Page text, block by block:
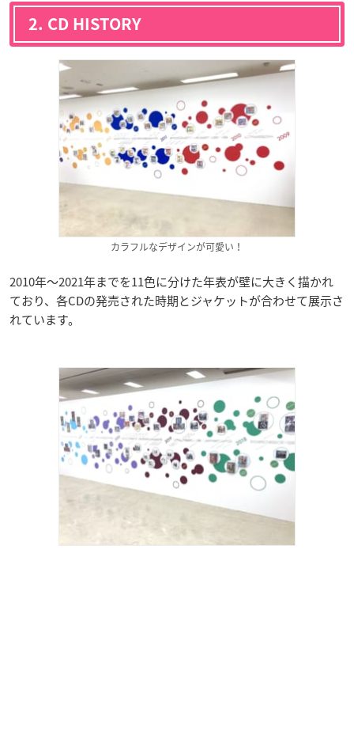
2. CD HISTORY
カラフルなデザインが可愛い！
2010年〜2021年までを11色に分けた年表が壁に大きく描かれ
ており、各CDの発売された時期とジャケットが合わせて展示さ
れています。